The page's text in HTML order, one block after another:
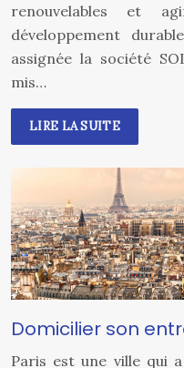
renouvelables et
développement
assignée la société
mis…
LIRE LA SUITE
Domicilier son
Paris est une ville qui